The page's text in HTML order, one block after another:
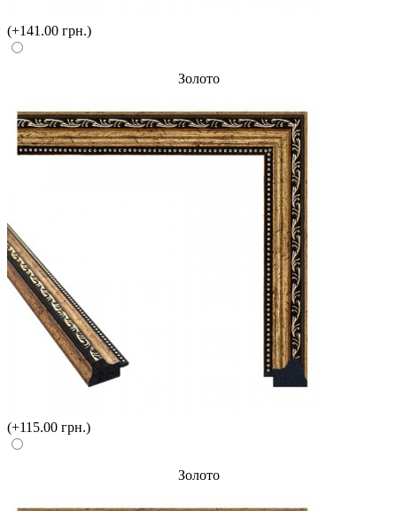
(+141.00 грн.)
Золото
(+115.00 грн.)
Золото